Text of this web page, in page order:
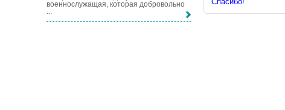
военнослужащая, которая добровольно
...